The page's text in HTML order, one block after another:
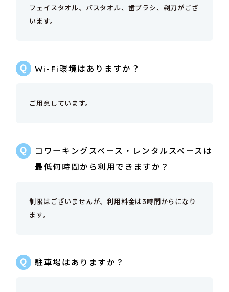
フェイスタオル、バスタオル、歯ブラシ、剃刀がござ
います。
Wi-Fi環境はありますか？
ご用意しています。
コワーキングスペース・レンタルスペースは
最低何時間から利用できますか？
制限はございませんが、利用料金は3時間からになり
ます。
駐車場はありますか？